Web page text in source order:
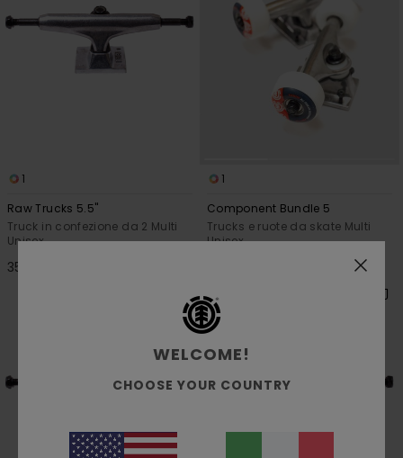
1
Raw Trucks 5.5"
Truck in confezione da 2 Multi
Unisex
35,00 €
1
Component Bundle 5
Trucks e ruote da skate Multi
Unisex
WELCOME!
CHOOSE YOUR COUNTRY